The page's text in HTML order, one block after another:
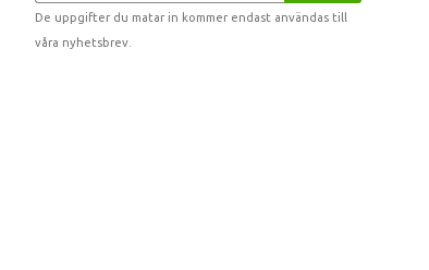
De uppgifter du matar in kommer endast användas till
våra nyhetsbrev.